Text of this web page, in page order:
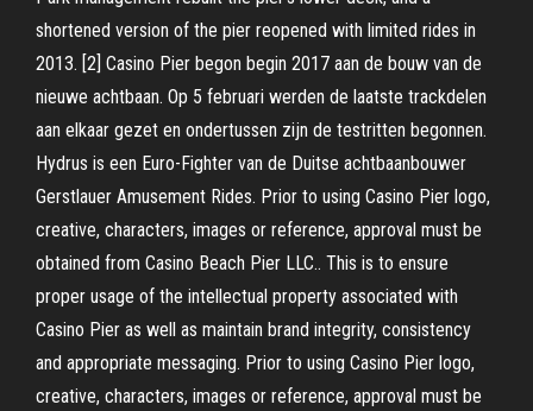
shortened version of the pier reopened with limited rides in
2013. [2] Casino Pier begon begin 2017 aan de bouw van de
nieuwe achtbaan. Op 5 februari werden de laatste trackdelen
aan elkaar gezet en ondertussen zijn de testritten begonnen.
Hydrus is een Euro-Fighter van de Duitse achtbaanbouwer
Gerstlauer Amusement Rides. Prior to using Casino Pier logo,
creative, characters, images or reference, approval must be
obtained from Casino Beach Pier LLC.. This is to ensure
proper usage of the intellectual property associated with
Casino Pier as well as maintain brand integrity, consistency
and appropriate messaging. Prior to using Casino Pier logo,
creative, characters, images or reference, approval must be